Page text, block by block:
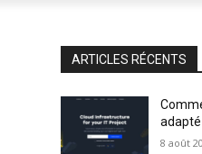
ARTICLES RÉCENTS
8 août